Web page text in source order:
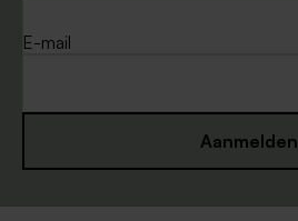
E-mail
Aanmelden